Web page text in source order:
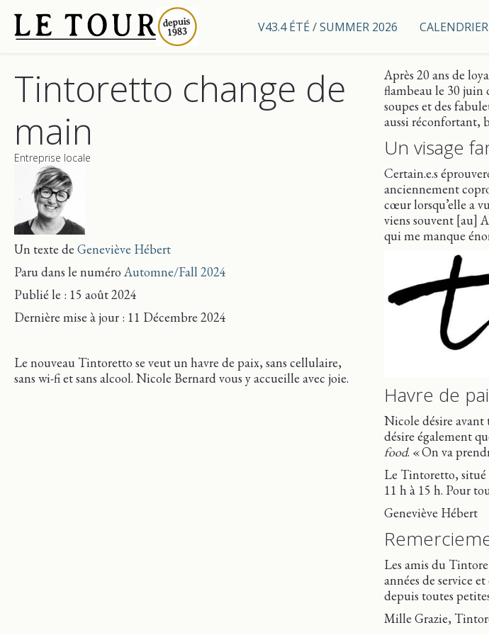
V43.4 ÉTÉ / SUMMER 2026 CALENDRIER
Tintoretto change de
main
Entreprise locale
Un texte de Geneviève Hébert
Paru dans le numéro Automne/Fall 2024
Publié le : 15 août 2024
Dernière mise à jour : 11 Décembre 2024
Le nouveau Tintoretto se veut un havre de paix, sans cellulaire,
sans wi-fi et sans alcool. Nicole Bernard vous y accueille avec joie.
Après 20 ans de
flambeau le 30 juin
soupes et des
aussi réconfortant,
Un visage
Certain.e.s
anciennement
cœur lorsqu’elle a
viens souvent [au]
qui me manque
Havre de
Nicole désire avant
désire également
food. « On va
Le Tintoretto,
11 h à 15 h. Pour
Geneviève Hébert
Les amis du
années de service
depuis toutes
Mille Grazie,